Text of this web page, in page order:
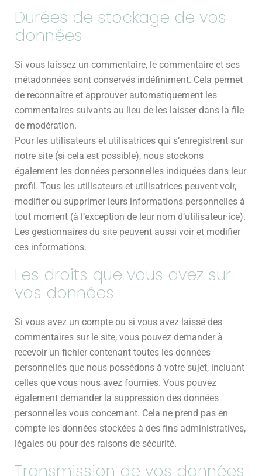
Durées de stockage de vos
données
Si vous laissez un commentaire, le commentaire et ses
métadonnées sont conservés indéfiniment. Cela permet
de reconnaître et approuver automatiquement les
commentaires suivants au lieu de les laisser dans la file
de modération.
Pour les utilisateurs et utilisatrices qui s’enregistrent sur
notre site (si cela est possible), nous stockons
également les données personnelles indiquées dans leur
profil. Tous les utilisateurs et utilisatrices peuvent voir,
modifier ou supprimer leurs informations personnelles à
tout moment (à l’exception de leur nom d’utilisateur·ice).
Les gestionnaires du site peuvent aussi voir et modifier
ces informations.
Les droits que vous avez sur
vos données
Si vous avez un compte ou si vous avez laissé des
commentaires sur le site, vous pouvez demander à
recevoir un fichier contenant toutes les données
personnelles que nous possédons à votre sujet, incluant
celles que vous nous avez fournies. Vous pouvez
également demander la suppression des données
personnelles vous concernant. Cela ne prend pas en
compte les données stockées à des fins administratives,
légales ou pour des raisons de sécurité.
Transmission de vos données